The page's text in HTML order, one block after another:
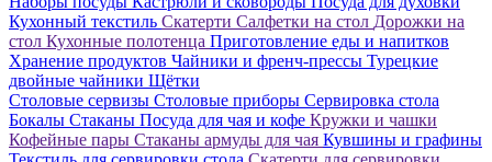
Кухонный текстиль Скатерти Салфетки на стол Дорожки на
стол Кухонные полотенца Приготовление еды и напитков
Хранение продуктов Чайники и френч-прессы Турецкие
двойные чайники Щётки
Столовые сервизы Столовые приборы Сервировка стола
Бокалы Стаканы Посуда для чая и кофе Кружки и чашки
Кофейные пары Стаканы армуды для чая Кувшины и графины